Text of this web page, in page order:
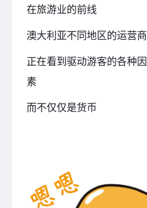
在旅游业的前线
澳大利亚不同地区的运营商
正在看到驱动游客的各种因
素
而不仅仅是货币